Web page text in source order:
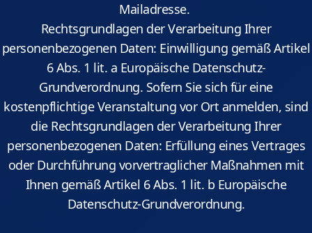
Mailadresse.
Rechtsgrundlagen der Verarbeitung Ihrer
personenbezogenen Daten: Einwilligung gemäß Artikel
6 Abs. 1 lit. a Europäische Datenschutz-
Grundverordnung. Sofern Sie sich für eine
kostenpflichtige Veranstaltung vor Ort anmelden, sind
die Rechtsgrundlagen der Verarbeitung Ihrer
personenbezogenen Daten: Erfüllung eines Vertrages
oder Durchführung vorvertraglicher Maßnahmen mit
Ihnen gemäß Artikel 6 Abs. 1 lit. b Europäische
Datenschutz-Grundverordnung.